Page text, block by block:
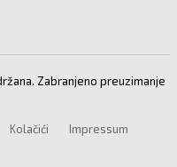
Zabranjeno preuzimanje
Kolačići Impressum